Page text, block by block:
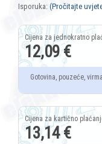
Isporuka: (Pročitajte
12,09 €
Gotovina, pouzeće,
13,14 €